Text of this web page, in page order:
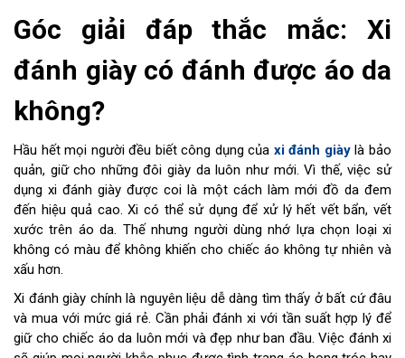
Góc giải đáp thắc mắc: Xi
đánh giày có đánh được áo da
không?
Hầu hết mọi người đều biết công dụng của xi đánh giàylà bảo
quản, giữ cho những đôi giày da luôn như mới. Vì thế, việc sử
dụng xi đánh giày được coi là một cách làm mới đồ da đem
đến hiệu quả cao. Xi có thể sử dụng để xử lý hết vết bẩn, vết
xước trên áo da. Thế nhưng người dùng nhớ lựa chọn loại xi
không có màu để không khiến cho chiếc áo không tự nhiên và
xấu hơn.
Xi đánh giày chính là nguyên liệu dễ dàng tìm thấy ở bất cứ đâu
và mua với mức giá rẻ. Cần phải đánh xi với tần suất hợp lý để
giữ cho chiếc áo da luôn mới và đẹp như ban đầu. Việc đánh xi